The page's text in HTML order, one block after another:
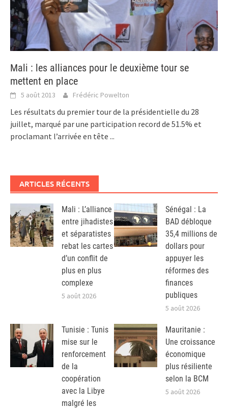
Mali : les alliances pour le deuxième tour se
mettent en place
5 août 2013 Frédéric Powelton
Les résultats du premier tour de la présidentielle du 28
juillet, marqué par une participation record de 51.5% et
proclamant l’arrivée en tête ...
ARTICLES RÉCENTS
Mali : L’alliance
entre jihadistes
et séparatistes
rebat les cartes
d’un conflit de
plus en plus
complexe
5 août 2026
Sénégal : La
BAD débloque
35,4 millions de
dollars pour
appuyer les
réformes des
finances
publiques
5 août 2026
Tunisie : Tunis
mise sur le
renforcement
de la
coopération
avec la Libye
malgré les
Mauritanie :
Une croissance
économique
plus résiliente
selon la BCM
5 août 2026